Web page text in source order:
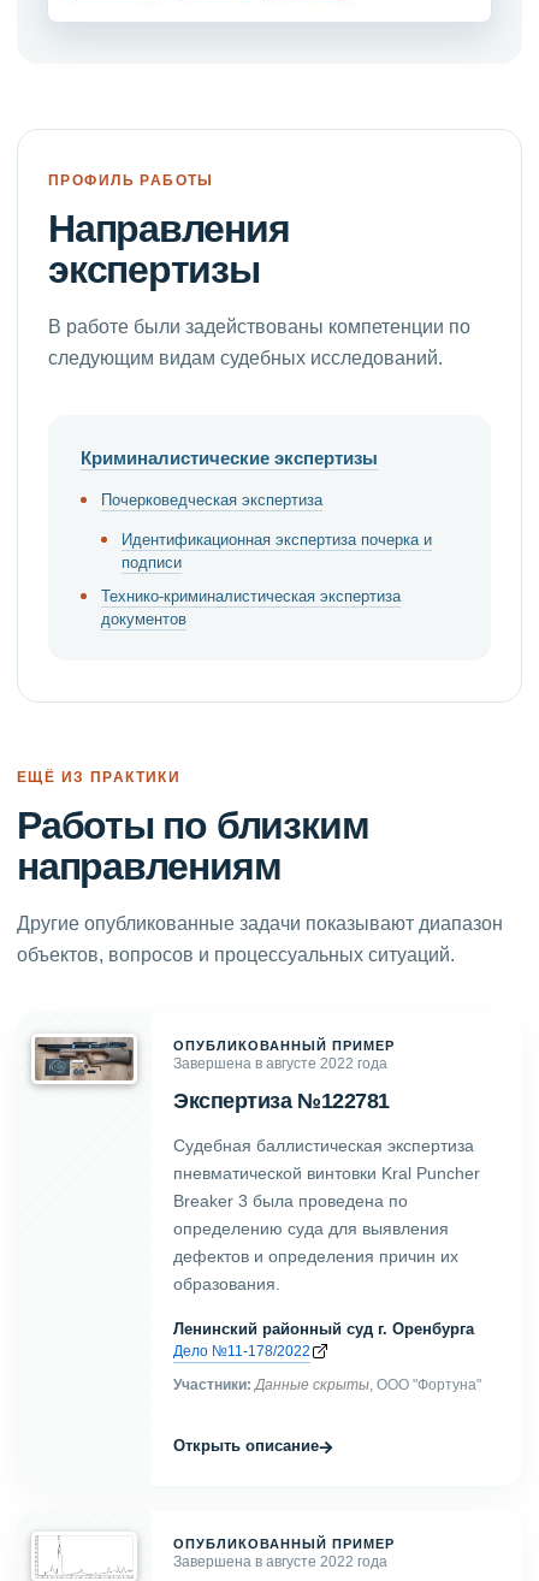
ПРОФИЛЬ РАБОТЫ
Направления
экспертизы
В работе были задействованы компетенции по
следующим видам судебных исследований.
Криминалистические экспертизы
Почерковедческая экспертиза
Идентификационная экспертиза почерка и
подписи
Технико-криминалистическая экспертиза
документов
ЕЩЁ ИЗ ПРАКТИКИ
Работы по близким
направлениям
Другие опубликованные задачи показывают диапазон
объектов, вопросов и процессуальных ситуаций.
ОПУБЛИКОВАННЫЙ ПРИМЕР
Завершена в августе 2022 года
Экспертиза №122781
Судебная баллистическая экспертиза
пневматической винтовки Kral Puncher
Breaker 3 была проведена по
определению суда для выявления
дефектов и определения причин их
образования.
Ленинский районный суд г. Оренбурга
Дело №11-178/2022
Участники: Данные скрыты , ООО "Фортуна"
Открыть описание→
ОПУБЛИКОВАННЫЙ ПРИМЕР
Завершена в августе 2022 года